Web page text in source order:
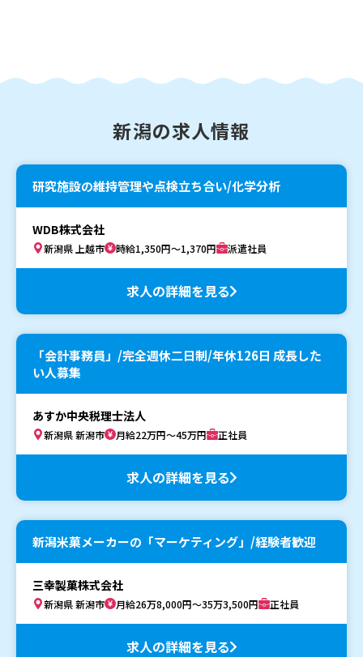
新潟の求人情報
研究施設の維持管理や点検立ち合い/化学分析
WDB株式会社
新潟県 上越市 時給1,350円～1,370円 派遣社員
求人の詳細を見る
「会計事務員」/完全週休二日制/年休126日 成長した
い人募集
あすか中央税理士法人
新潟県 新潟市 月給22万円～45万円 正社員
求人の詳細を見る
新潟米菓メーカーの「マーケティング」/経験者歓迎
三幸製菓株式会社
新潟県 新潟市 月給26万8,000円～35万3,500円 正社員
求人の詳細を見る